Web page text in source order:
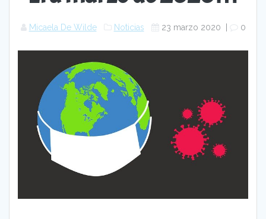
Micaela De Wilde Noticias 23 marzo 2020 0